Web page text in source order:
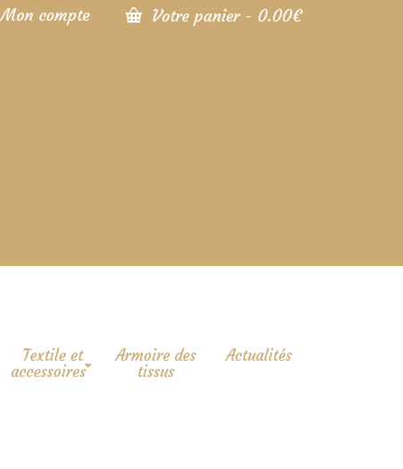
Mon compte Votre panier - 0.00€
Textile et
accessoires
Armoire des
tissus
Actualités